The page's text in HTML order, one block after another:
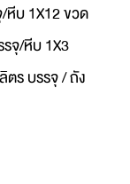
หีบ 1X12 ขวด
จุ/หีบ 1X3
ร บรรจุ / ถัง